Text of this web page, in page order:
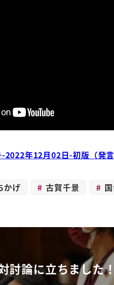
年12月02日-初版（発言
かげ 古賀千景
討論に立ちました！